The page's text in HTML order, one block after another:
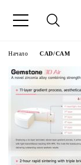
Начало CAD/CAM